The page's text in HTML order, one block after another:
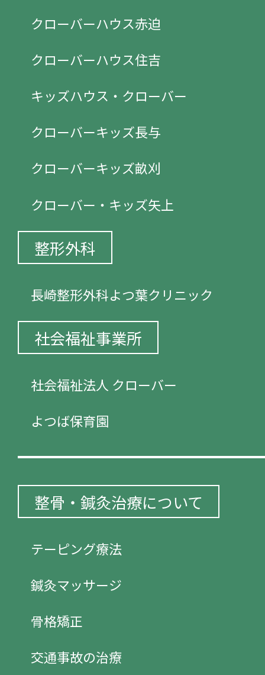
クローバーハウス赤迫
クローバーハウス住吉
キッズハウス・クローバー
クローバーキッズ長与
クローバーキッズ畝刈
クローバー・キッズ矢上
整形外科
長崎整形外科よつ葉クリニック
社会福祉事業所
社会福祉法人 クローバー
よつば保育園
整骨・鍼灸治療について
テーピング療法
鍼灸マッサージ
骨格矯正
交通事故の治療